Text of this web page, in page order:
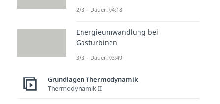
2/3 – Dauer: 04:18
Energieumwandlung bei
Gasturbinen
3/3 – Dauer: 03:49
Grundlagen Thermodynamik
Thermodynamik II